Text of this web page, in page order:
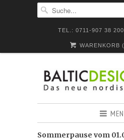
TEL.: 0711-907 38 200
WARENKORB
Sommerpause vom